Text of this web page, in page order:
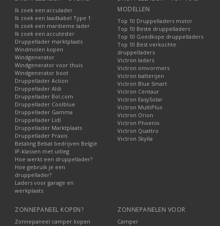
Ik zoek een acculader
Ik zoek een laadkabel Type 1
Ik zoek een maritieme lader
Ik zoek een accutester
Druppellader marktplaats
Windmolen kopen
Windgenerator
Windgenerator voor thuis
Windgenerator boot
Druppellader Action
Druppellader Aldi
Druppellader Bol.com
Druppellader Coolblue
Druppellader Gamma
Druppellader Lidl
Druppellader Marktplaats
Druppellader Praxis
Betaling Bebat bedrijven België
IP-klassen met uitleg
Hoe werkt een druppellader?
Hoe gebruik je een
druppellader?
Laders voor garage en
werkplaats
MODELLEN
Top 10 Druppelladers motor
Top 10 Beste druppelladers
Top 10 Goedkope druppelladers
Top 10 Best verkochte
druppelladers
Victron laders
Victron omvormers
Victron batterijen
Victron Blue Smart
Victron Centaur
Victron EasySolar
Victron MultiPlus
Victron Orion
Victron Phoenix
Victron Quattro
Victron Skylla
ZONNEPANEEL KOPEN?
Zonnepaneel camper kopen
ZONNEPANELEN VOOR
Camper